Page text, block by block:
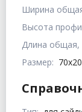
Ширина
Высота
Длина общая,
Размер: